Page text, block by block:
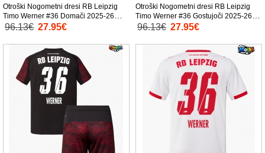
Otroški Nogometni dresi RB Leipzig
Timo Werner #36 Domači 2025-26
Kratek Rokav (+ Kratke hlače)
96.13€ 27.95€
Otroški Nogometni dresi RB Leipzig
Timo Werner #36 Gostujoči 2025-26
Kratek Rokav (+ Kratke hlače)
96.13€ 27.95€